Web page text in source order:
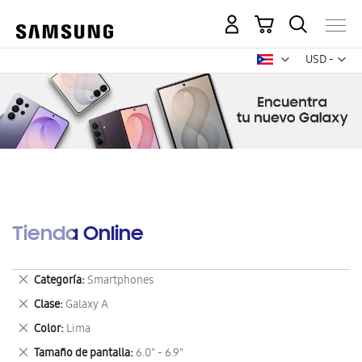
USD -
dólar
Mi carrito
Tienda Online
Categoría Smartphones
Eliminar
este
artículo
Clase Galaxy A
Eliminar
este
artículo
Color Lima
Eliminar
este
Tamaño de pantalla 6.0" - 6.9"
Eliminar